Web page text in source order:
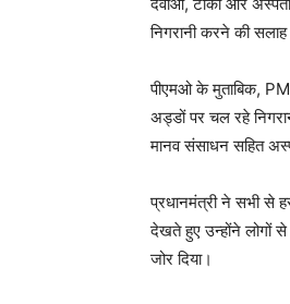
दवाओं, टीकों और
निगरानी करने की सलाह
पीएमओ के मुताबिक, PM
अड्डों पर चल रहे
मानव संसाधन सहित
प्रधानमंत्री ने सभी से
देखते हुए उन्होंने लोगों
जोर दिया।